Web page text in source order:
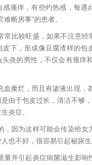
瘙痒，有些灼热感，每
断房事”的患者。
常比较旺盛，如果不注意经
下，形成像豆腐渣样的
炎的男性，不仅会有瘙痒
血糜烂，而且有渗液出现
由于包皮过长，清洁不够
炎症。
，因为这样可能会传染给
也不好，很容易引起秘尿
量并引起炎症病菌滋生影